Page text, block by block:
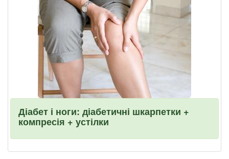
Діабет і ноги: діабетичні шкарпетки +
компресія + устілки